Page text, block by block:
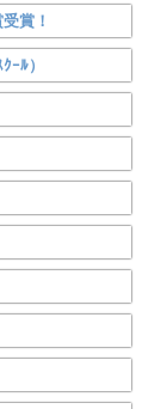
賞！
ｰﾙ）